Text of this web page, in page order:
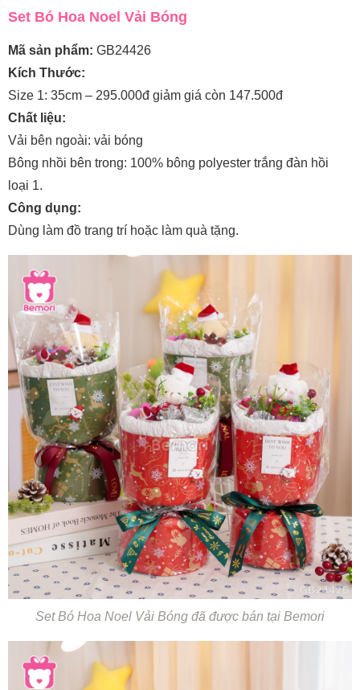
Set Bó Hoa Noel Vải Bóng
Mã sản phẩm: GB24426
Kích Thước:
Size 1: 35cm – 295.000đ giảm giá còn 147.500đ
Chất liệu:
Vải bên ngoài: vải bóng
Bông nhồi bên trong: 100% bông polyester trắng đàn hồi
loại 1.
Công dụng:
Dùng làm đồ trang trí hoặc làm quà tặng.
Set Bó Hoa Noel Vải Bóng đã được bán tại Bemori